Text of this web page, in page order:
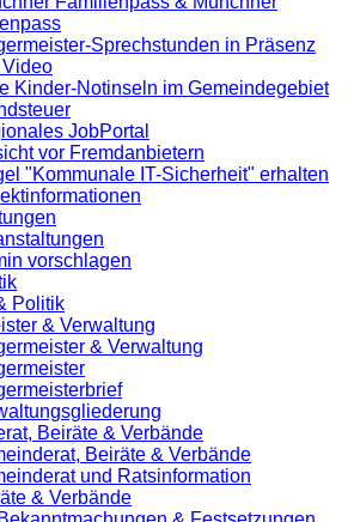
Sprechstunden in Präsenz
Kinder-Notinseln im Gemeindegebiet
JobPortal
vor Fremdanbietern
"Kommunale IT-Sicherheit" erhalten
vorschlagen
Politik
& Verwaltung
& Verwaltung
Beiräte & Verbände
Beiräte & Verbände
und Ratsinformation
& Verbände